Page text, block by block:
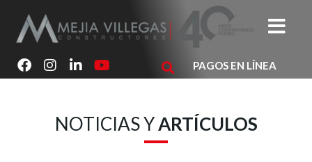
contenido
F
a
I
n
a
g
L
i
e
d
Y
o
u
b
PAGOS EN LÍNEA
NOTICIAS YARTÍCULOS